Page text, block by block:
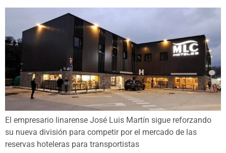
El empresario linarense José Luis Martín sigue reforzando
su nueva división para competir por el mercado de las
reservas hoteleras para transportistas